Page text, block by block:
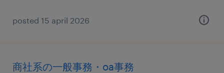
posted 15 april 2026
商社系の一般事務・oa事務